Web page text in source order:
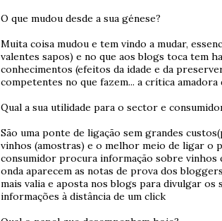
O que mudou desde a sua génese?
Muita coisa mudou e tem vindo a mudar,
valentes sapos) e no que aos blogs toca tem
conhecimentos (efeitos da idade e da
competentes no que fazem... a crítica amadora
Qual a sua utilidade para o sector e
São uma ponte de ligação sem grandes
vinhos (amostras) e o melhor meio de ligar o
consumidor procura informação sobre vinhos
onda aparecem as notas de prova dos
mais valia e aposta nos blogs para divulgar os
informações à distância de um click